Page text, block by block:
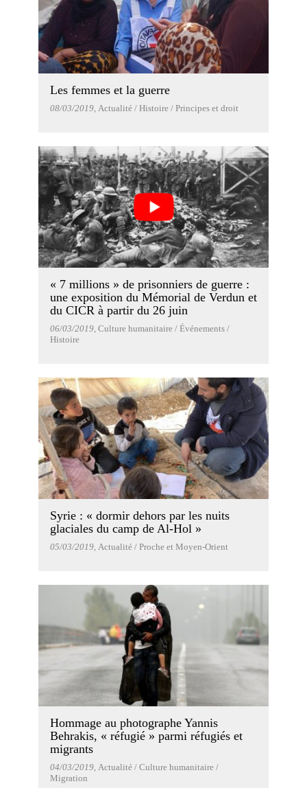
Les femmes et la guerre
08/03/2019, Actualité / Histoire / Principes et droit
« 7 millions » de prisonniers de guerre :
une exposition du Mémorial de Verdun et
du CICR à partir du 26 juin
06/03/2019, Culture humanitaire / Événements /
Histoire
Syrie : « dormir dehors par les nuits
glaciales du camp de Al-Hol »
05/03/2019, Actualité / Proche et Moyen-Orient
Hommage au photographe Yannis
Behrakis, « réfugié » parmi réfugiés et
migrants
04/03/2019, Actualité / Culture humanitaire /
Migration